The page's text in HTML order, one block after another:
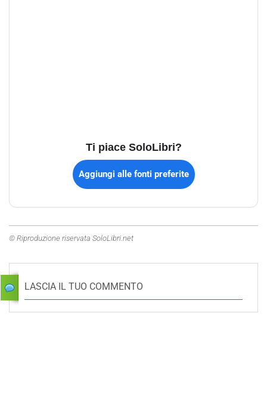
Ti piace SoloLibri?
Aggiungi alle fonti preferite
© Riproduzione riservata SoloLibri.net
LASCIA IL TUO COMMENTO